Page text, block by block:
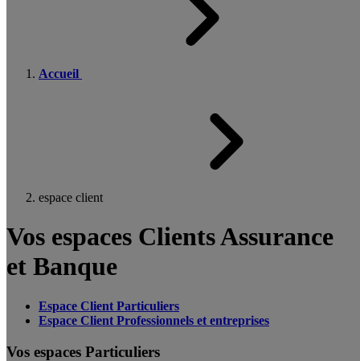
Accueil
espace client
Vos espaces Clients Assurance
et Banque
Espace Client Particuliers
Espace Client Professionnels et entreprises
Vos espaces Particuliers